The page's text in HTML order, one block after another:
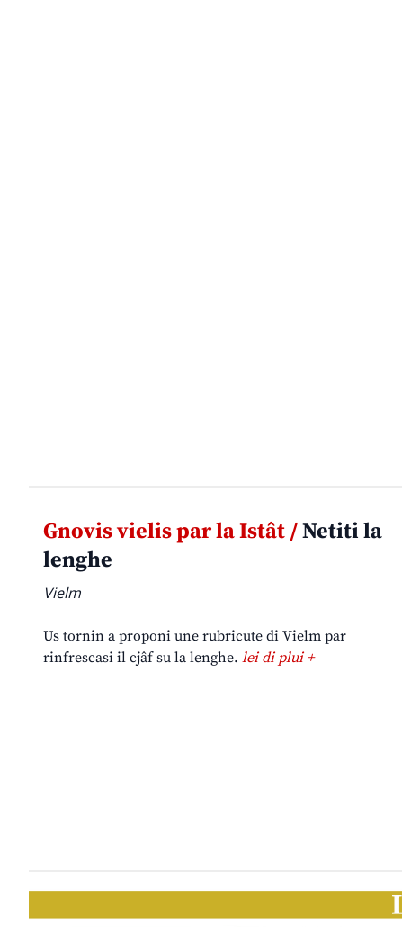
Gnovis vielis par la Istât /Netiti la
lenghe
Vielm
Us tornin a proponi une rubricute di Vielm par
rinfrescasi il cjâf su la lenghe. lei di plui +